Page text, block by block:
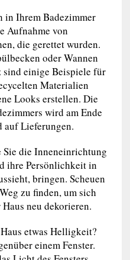
in Ihrem Badezimmer
Aufnahme von
die gerettet wurden.
oder Wannen
sind einige Beispiele für
Materialien
Looks erstellen. Die
wird am Ende
auf Lieferungen.
Sie die Inneneinrichtung
ihre Persönlichkeit in
bringen. Scheuen
zu finden, um sich
neu dekorieren.
etwas Helligkeit?
einem Fenster.